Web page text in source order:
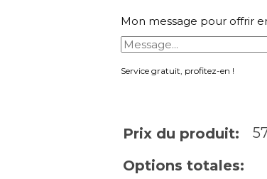
Mon message pour offrir
Service gratuit, profitez-en !
Prix du produit:
Options totales: